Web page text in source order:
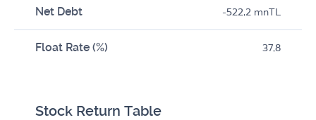
Net Debt -522,2 mnTL
Float Rate (%) 37,8
Stock Return Table